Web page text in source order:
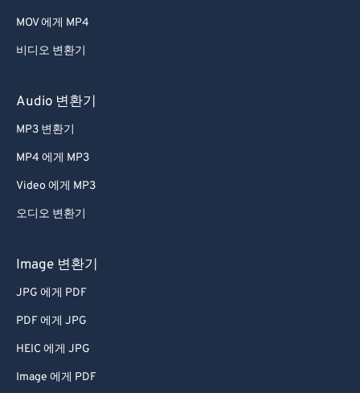
MOV 에게 MP4
비디오 변환기
Audio 변환기
MP3 변환기
MP4 에게 MP3
Video 에게 MP3
오디오 변환기
Image 변환기
JPG 에게 PDF
PDF 에게 JPG
HEIC 에게 JPG
Image 에게 PDF